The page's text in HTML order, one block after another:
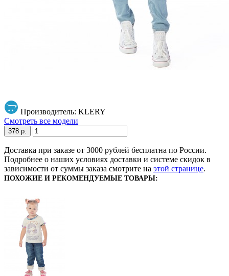
Производитель: KLERY
Смотреть все модели
378 р.
Доставка при заказе от 3000 рублей бесплатна по России.
Подробнее о наших условиях доставки и системе скидок в
зависимости от суммы заказа смотрите на этой странице.
ПОХОЖИЕ И РЕКОМЕНДУЕМЫЕ ТОВАРЫ: